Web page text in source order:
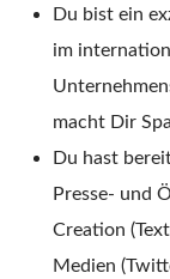
Du bist ein
im
macht Dir
Du hast
Presse- und
Creation
Medien